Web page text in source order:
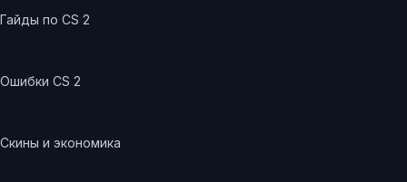
Гайды по CS 2
Ошибки CS 2
Скины и экономика